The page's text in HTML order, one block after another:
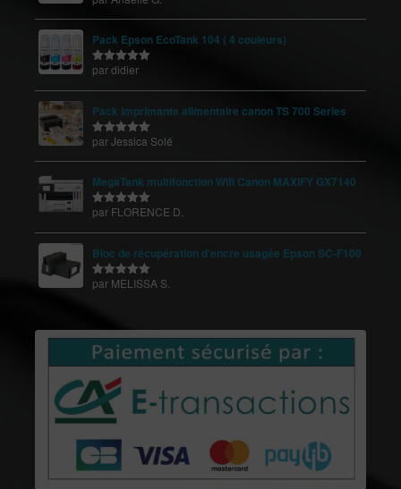
Pack Epson EcoTank 104 ( 4 couleurs)
Note 5sur
par didier
Pack imprimante alimentaire canon TS 700 Series
Note5sur
par Jessica Solé
MegaTank multifonction Wifi Canon MAXIFY GX7140
Note 5sur
par FLORENCE D.
Bloc de récupération d'encre usagée Epson SC-F100
Note 5sur
par MELISSA S.